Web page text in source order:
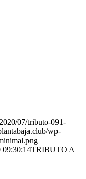
07/tributo-091-
wp-
09:30:14TRIBUTO A